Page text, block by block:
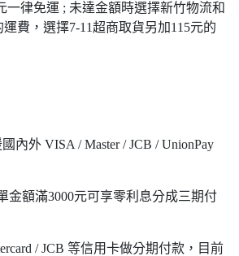
一律免運 ; 未達金額時選擇新竹物流和
費，選擇7-11超商取貨另加115元的
內外 VISA / Master / JCB / UnionPay
金額滿3000元可享零利息分成三期付
/ JCB 等信用卡做分期付款，目前